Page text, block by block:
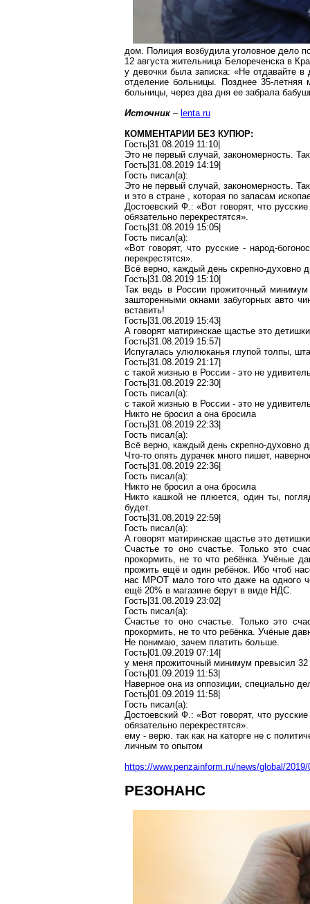
дом. Полиция возбудила уголовное дело
12 августа жительница Белореченска в
у девочки была записка: «Не отдавайте
отделение больницы. Позднее 35-
больницы, через два дня ее забрала
Источник – lenta.ru
КОММЕНТАРИИ БЕЗ КУПЮР:
Гость|31.08.2019 11:10|
Это не первый случай, закономерность.
Гость|31.08.2019 14:19|
Гость писал(a):
Это не первый случай, закономерность.
и это в стране , которая по запасам
Достоевский Ф.: «Вот говорят, что
обязательно перекрестятся».
Гость|31.08.2019 15:05|
Гость писал(a):
«Вот говорят, что русские - народ-
перекрестятся».
Всё верно, каждый день скрепно-духовно
Гость|31.08.2019 15:10|
Так ведь в России прожиточный
зашторенными окнами забугорныхавто
вставить!
Гость|31.08.2019 15:43|
А говорят матиринскае щастье это
Гость|31.08.2019 15:57|
Испугалась улюлюканья глупой толпы, шта
Гость|31.08.2019 21:17|
с такой жизнью в России - это не
Гость|31.08.2019 22:30|
Гость писал(a):
с такой жизнью в России - это не
Никто не бросил а она бросила
Гость|31.08.2019 22:33|
Гость писал(a):
Всё верно, каждый день скрепно-духовно
Что-то опять дурачек много пишет,
Гость|31.08.2019 22:36|
Гость писал(a):
Никто не бросил а она бросила
Никто кашкой не плюется, один ты,
будет.
Гость|31.08.2019 22:59|
Гость писал(a):
А говорят матиринскае щастье это
Счастье то оно счастье. Только это
прокормить, не точто ребёнка. Учёные
прожить ещё и один ребёнок. Ибо чтоб
нас МРОТ мало того что даже на одного
ещё 20% в магазине берут в виде НДС.
Гость|31.08.2019 23:02|
Гость писал(a):
Счастье то оно счастье. Только это
прокормить, не то что ребёнка. Учёные
Не понимаю, зачем платить больше.
Гость|01.09.2019 07:14|
у меня прожиточный минимум превысил
Гость|01.09.2019 11:53|
Наверное она из оппозиции, специально
Гость|01.09.2019 11:58|
Гость писал(a):
Достоевский Ф.: «Вот говорят, что
обязательно перекрестятся».
ему - верю. так как на каторге не с
личным то опытом
https://www.penzainform.ru/news/global/
РЕЗОНАНС